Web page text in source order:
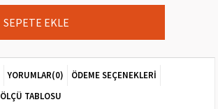
YORUMLAR(0)
ÖDEME SEÇENEKLERI
ÖLÇÜ TABLOSU